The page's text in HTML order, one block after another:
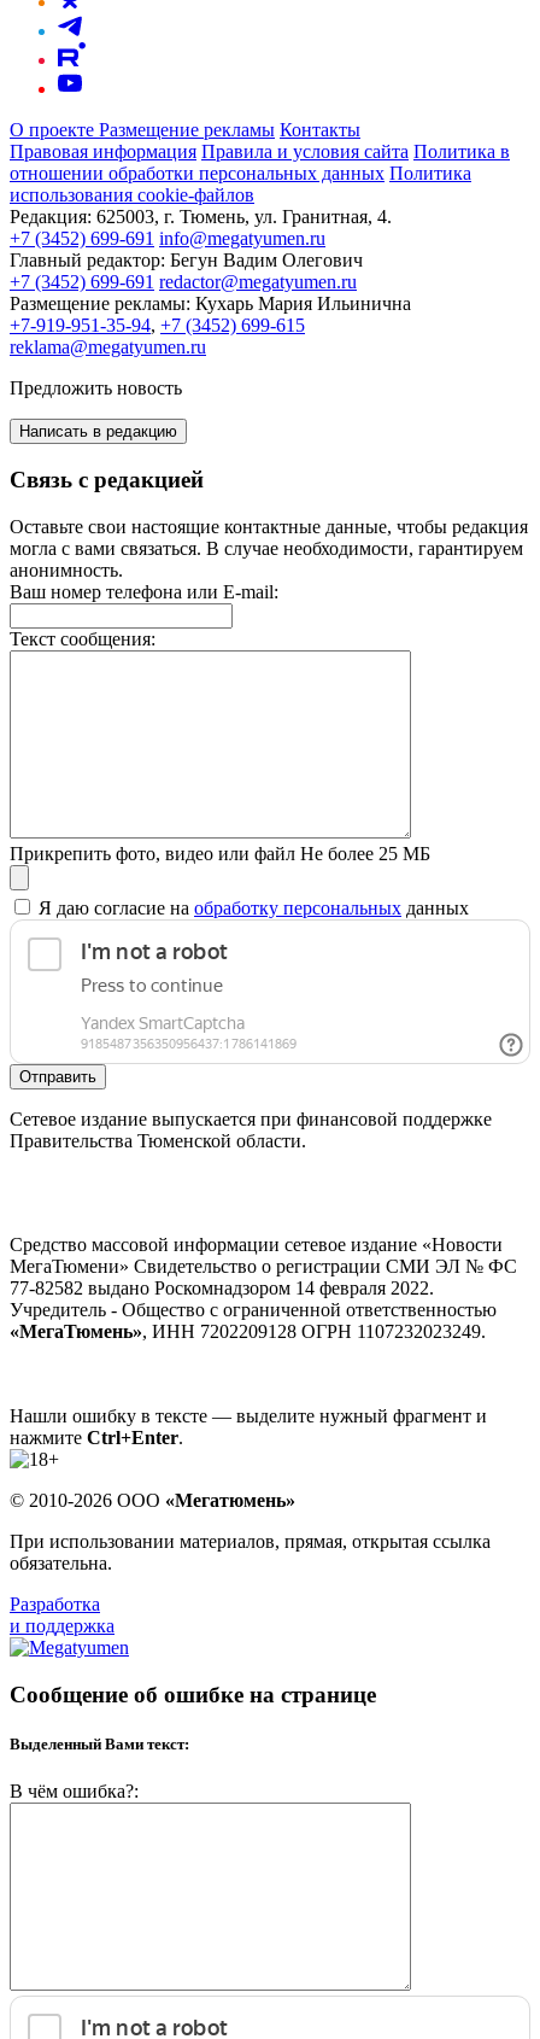
О проекте Размещение рекламы Контакты
Правовая информация Правила и условия сайта Политика в
отношении обработки персональных данных Политика
использования cookie-файлов
Редакция: 625003, г. Тюмень, ул. Гранитная, 4.
+7 (3452) 699-691 info@megatyumen.ru
Главный редактор: Бегун Вадим Олегович
+7 (3452) 699-691 redactor@megatyumen.ru
Размещение рекламы: Кухарь Мария Ильинична
+7-919-951-35-94, +7 (3452) 699-615
reklama@megatyumen.ru
Предложить новость
Написать в редакцию
Связь с редакцией
Оставьте свои настоящие контактные данные, чтобы редакция
могла с вами связаться. В случае необходимости, гарантируем
анонимность.
Ваш номер телефона или E-mail:
Текст сообщения:
Прикрепить фото, видео или файл Не более 25 МБ
Я даю согласие на обработку персональных данных
Отправить
Сетевое издание выпускается при финансовой поддержке
Правительства Тюменской области.
Средство массовой информации сетевое издание «Новости
МегаТюмени» Свидетельство о регистрации СМИ ЭЛ № ФС
77-82582 выдано Роскомнадзором 14 февраля 2022.
Учредитель - Общество с ограниченной ответственностью
«МегаТюмень», ИНН 7202209128 ОГРН 1107232023249.
Нашли ошибку в тексте — выделите нужный фрагмент и
нажмите Ctrl+Enter.
© 2010-2026 ООО «Мегатюмень»
При использовании материалов, прямая, открытая ссылка
обязательна.
Разработка
и поддержка
Сообщение об ошибке на странице
Выделенный Вами текст:
В чём ошибка?: